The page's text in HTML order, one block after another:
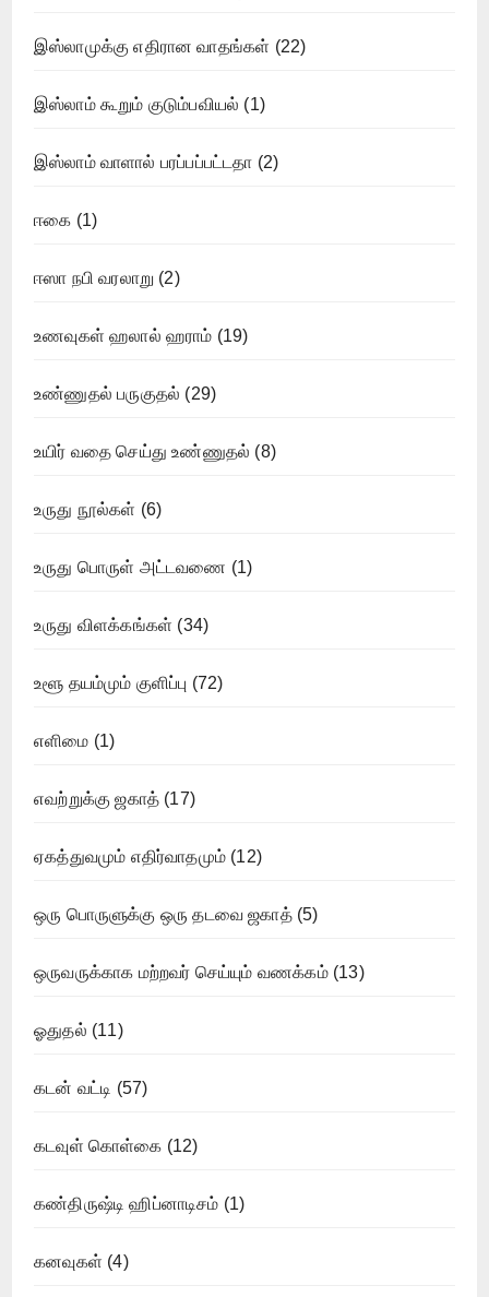
இஸ்லாமுக்கு எதிரான வாதங்கள் (22)
இஸ்லாம் கூறும் குடும்பவியல் (1)
இஸ்லாம் வாளால் பரப்பப்பட்டதா (2)
ஈகை (1)
ஈஸா நபி வரலாறு (2)
உணவுகள் ஹலால் ஹராம் (19)
உண்ணுதல் பருகுதல் (29)
உயிர் வதை செய்து உண்ணுதல் (8)
உருது நூல்கள் (6)
உருது பொருள் அட்டவணை (1)
உருது விளக்கங்கள் (34)
உளூ தயம்மும் குளிப்பு (72)
எளிமை (1)
எவற்றுக்கு ஜகாத் (17)
ஏகத்துவமும் எதிர்வாதமும் (12)
ஒரு பொருளுக்கு ஒரு தடவை ஜகாத்(5)
ஒருவருக்காக மற்றவர் செய்யும் வணக்கம்(13)
ஓதுதல் (11)
கடன் வட்டி (57)
கடவுள் கொள்கை (12)
கண்திருஷ்டி ஹிப்னாடிசம் (1)
கனவுகள் (4)